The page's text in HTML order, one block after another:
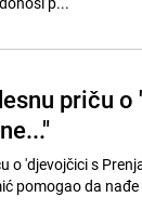
priču
'djevojčici s
pomogao da